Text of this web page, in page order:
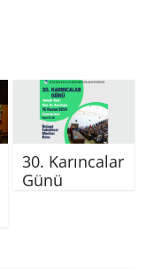
30. Karıncalar
Günü